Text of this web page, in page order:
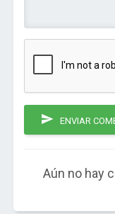
ENVIAR
Aún no hay